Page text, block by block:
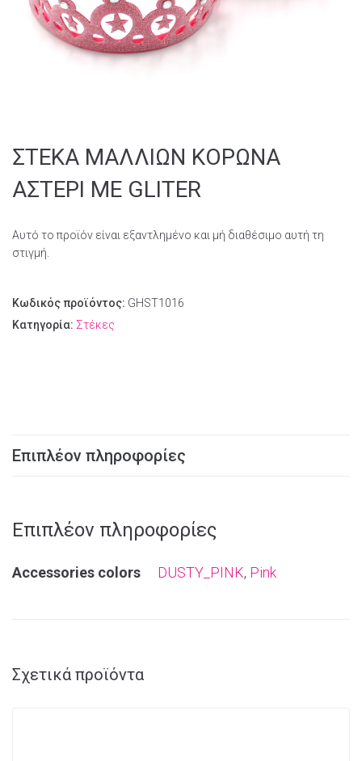
ΣΤΕΚΑ ΜΑΛΛΙΩΝ ΚΟΡΩΝΑ
ΑΣΤΕΡΙ ΜΕ GLITER
Αυτό το προϊόν είναι εξαντλημένο και μή διαθέσιμο αυτή τη
στιγμή.
Κωδικός προϊόντος: GHST1016
Κατηγορία: Στέκες
Επιπλέον πληροφορίες
Επιπλέον πληροφορίες
Αccessories colors DUSTY_PINK, Pink
Σχετικά προϊόντα